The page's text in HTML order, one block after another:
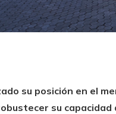
su posición en el
su